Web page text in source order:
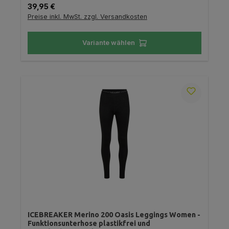
Regulärer Preis:
39,95 €
Preise inkl. MwSt. zzgl. Versandkosten
Variante wählen
ICEBREAKER Merino 200 Oasis Leggings Women -
Funktionsunterhose plastikfrei und